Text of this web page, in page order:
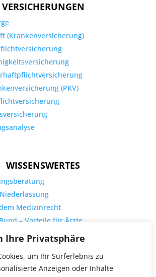
Ihre Privatsphäre
um Ihr Surferlebnis zu
Anzeigen oder Inhalte
VERSICHERUNGEN
(Krankenversicherung)
(PKV)
WISSENSWERTES
Medizinrecht
– Vorteile für Ärzte